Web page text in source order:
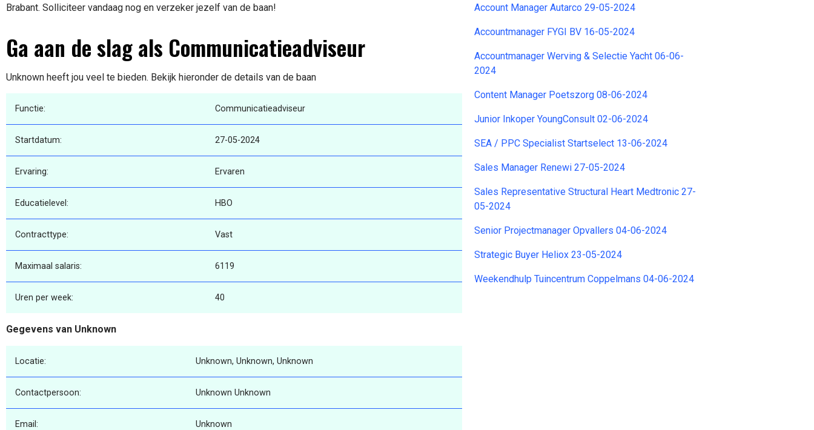
Brabant. Solliciteer vandaag nog en verzeker jezelf van de baan!
Ga aan de slag als Communicatieadviseur
Unknown heeft jou veel te bieden. Bekijk hieronder de details van de baan
Functie: Communicatieadviseur
Startdatum: 27-05-2024
Ervaring: Ervaren
Educatielevel: HBO
Contracttype: Vast
Maximaal salaris: 6119
Uren per week: 40
Gegevens van Unknown
Locatie: Unknown, Unknown, Unknown
Contactpersoon: Unknown Unknown
Email: Unknown
Account Manager Autarco 29-05-2024
Accountmanager FYGI BV 16-05-2024
Accountmanager Werving & Selectie Yacht 06-06-
2024
Content Manager Poetszorg 08-06-2024
Junior Inkoper YoungConsult 02-06-2024
SEA / PPC Specialist Startselect 13-06-2024
Sales Manager Renewi 27-05-2024
Sales Representative Structural Heart Medtronic 27-
05-2024
Senior Projectmanager Opvallers 04-06-2024
Strategic Buyer Heliox 23-05-2024
Weekendhulp Tuincentrum Coppelmans 04-06-2024